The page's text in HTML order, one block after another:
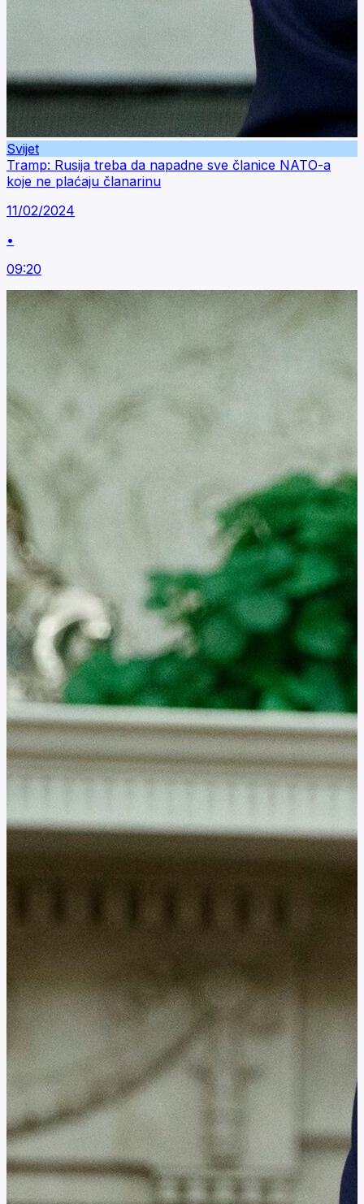
Svijet
Tramp: Rusija treba da napadne sve članice NATO-a
koje ne plaćaju članarinu
11/02/2024
•
09:20